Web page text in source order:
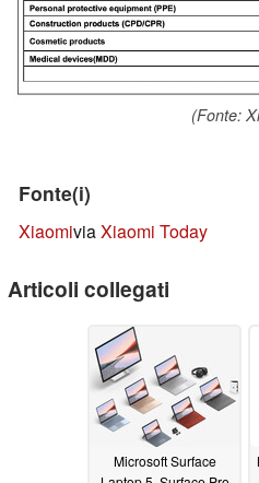
(Fonte:
Fonte(i)
XiaomiviaXiaomi Today
Articoli collegati
Microsoft Surface